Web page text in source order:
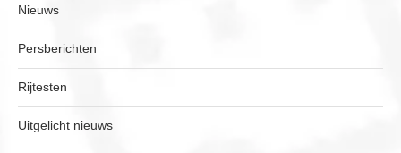
Nieuws
Persberichten
Rijtesten
Uitgelicht nieuws